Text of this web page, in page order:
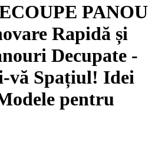
PANOU
Rapidă și
Decupate -
vă Spațiul! Idei
pentru